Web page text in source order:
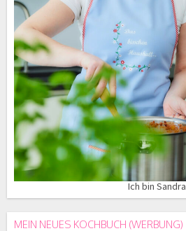
Ich bin Sandra
MEIN NEUES KOCHBUCH (WERBUNG)